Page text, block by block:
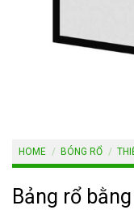
HOME / BÓNG RỔ /
Bảng rổ